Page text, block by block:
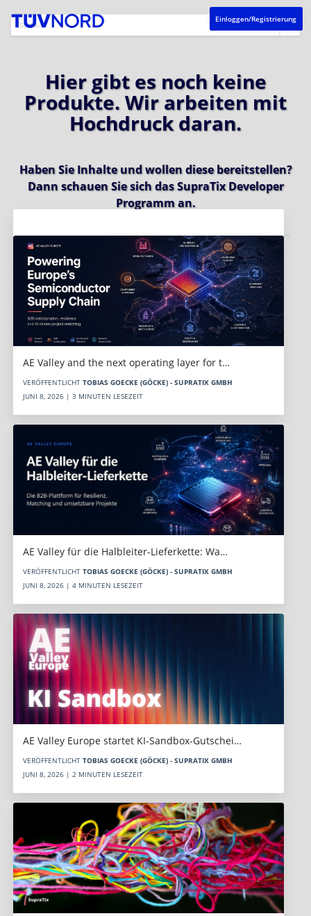
Einloggen/Registrierung
Hier gibt es noch keine
Produkte. Wir arbeiten mit
Hochdruck daran.
Haben Sie Inhalte und wollen diese bereitstellen?
Dann schauen Sie sich dasSupraTix Developer
Programman.
AE Valley and the next operating layer for t…
VERÖFFENTLICHT TOBIAS GOECKE (GÖCKE) - SUPRATIX GMBH
JUNI 8, 2026 | 3 MINUTEN LESEZEIT
AE Valley für die Halbleiter-Lieferkette: Wa…
VERÖFFENTLICHT TOBIAS GOECKE (GÖCKE) - SUPRATIX GMBH
JUNI 8, 2026 | 4 MINUTEN LESEZEIT
AE Valley Europe startet KI-Sandbox-Gutschei…
VERÖFFENTLICHT TOBIAS GOECKE (GÖCKE) - SUPRATIX GMBH
JUNI 8, 2026 | 2 MINUTEN LESEZEIT